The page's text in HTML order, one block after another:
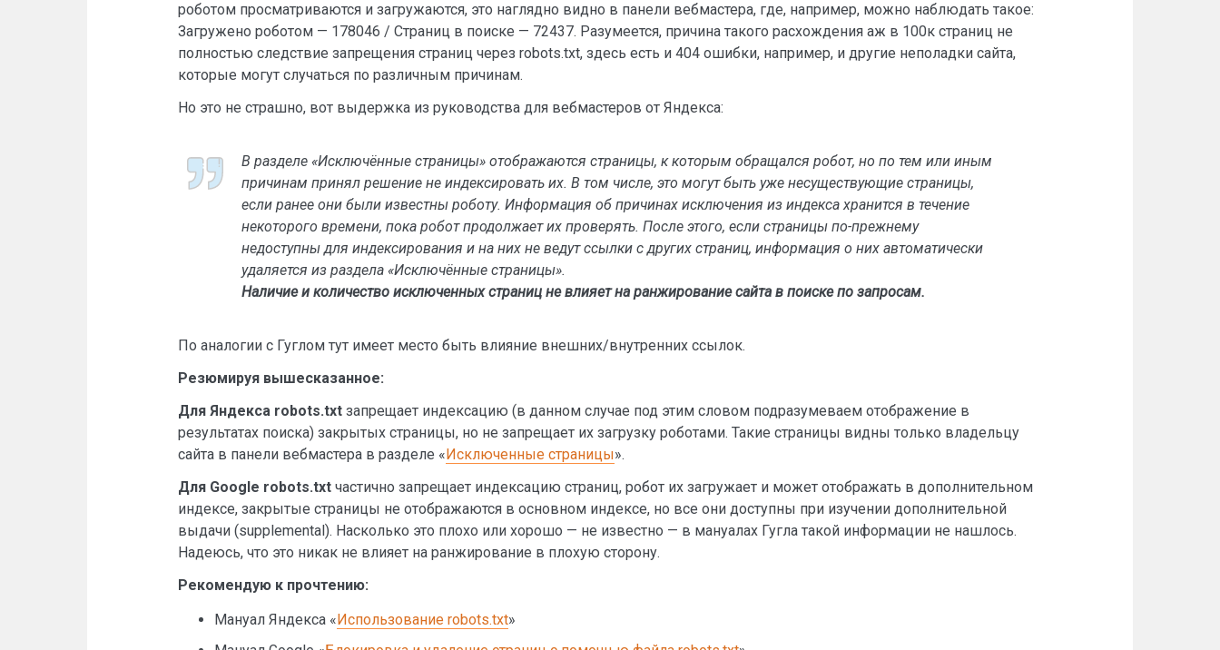
роботом просматриваются и загружаются, это наглядно видно в панели вебмастера, где, например, можно наблюдать такое:
Загружено роботом — 178046 / Страниц в поиске — 72437. Разумеется, причина такого расхождения аж в 100к страниц не
полностью следствие запрещения страниц через robots.txt, здесь есть и 404 ошибки, например, и другие неполадки сайта,
которые могут случаться по различным причинам.
Но это не страшно, вот выдержка из руководства для вебмастеров от Яндекса:
В разделе «Исключённые страницы» отображаются страницы, к которым обращался робот, но по тем или иным
причинам принял решение не индексировать их. В том числе, это могут быть уже несуществующие страницы,
если ранее они были известны роботу. Информация об причинах исключения из индекса хранится в течение
некоторого времени, пока робот продолжает их проверять. После этого, если страницы по-прежнему
недоступны для индексирования и на них не ведут ссылки с других страниц, информация о них автоматически
удаляется из раздела «Исключённые страницы».
Наличие и количество исключенных страниц не влияет на ранжирование сайта в поиске по запросам.
По аналогии с Гуглом тут имеет место быть влияние внешних/внутренних ссылок.
Резюмируя вышесказанное:
Для Яндекса robots.txt запрещает индексацию (в данном случае под этим словом подразумеваем отображение в
результатах поиска) закрытых страницы, но не запрещает их загрузку роботами. Такие страницы видны только владельцу
сайта в панели вебмастера в разделе «Исключенные страницы».
Для Google robots.txt частично запрещает индексацию страниц, робот их загружает и может отображать в дополнительном
индексе, закрытые страницы не отображаются в основном индексе, но все они доступны при изучении дополнительной
выдачи (supplemental). Насколько это плохо или хорошо — не известно — в мануалах Гугла такой информации не нашлось.
Надеюсь, что это никак не влияет на ранжирование в плохую сторону.
Рекомендую к прочтению:
Мануал Яндекса «Использование robots.txt»